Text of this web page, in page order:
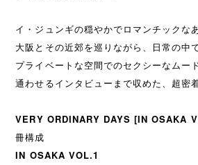
イ・ジュンギの穏やかでロマンチックな
大阪とその近郊を巡りながら、日常の中
プライベートな空間でのセクシーなムー
通わせるインタビューまで収めた、超密
VERY ORDINARY DAYS [IN OSAKA
冊構成
IN OSAKA VOL.1